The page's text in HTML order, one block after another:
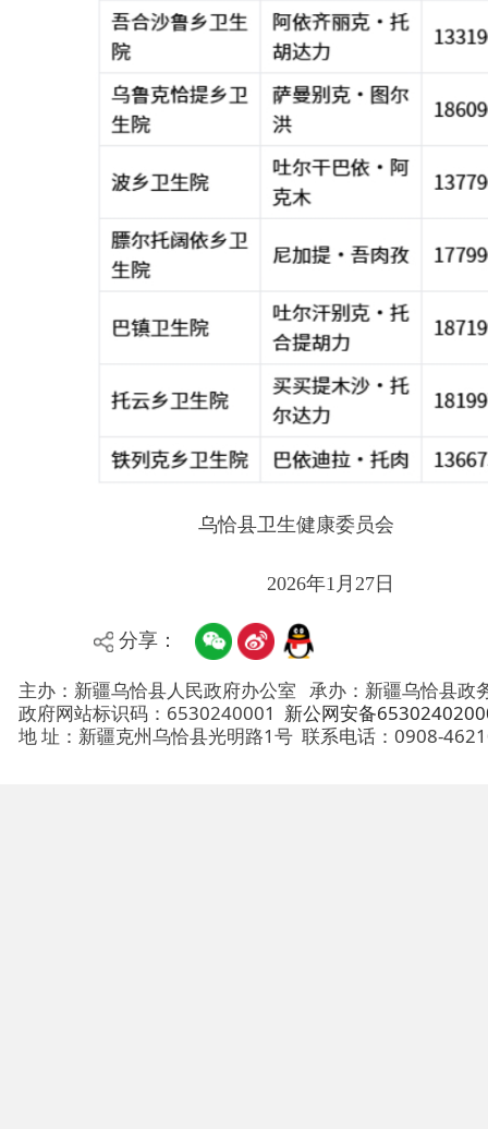
分享：
主办：新疆乌恰县人民政府办公室
承办：新疆乌恰县政务服务
政府网站标识码：6530240001 新公网安备65302402000101号
地 址：新疆克州乌恰县光明路1号
联系电话：0908-4621030法